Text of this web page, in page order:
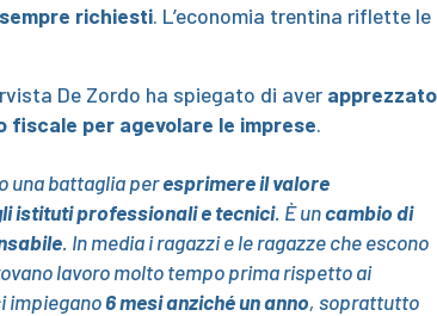
richiesti. L’economia trentina riflette
De Zordo ha spiegato di aver
fiscale per agevolare le imprese.
una battaglia peresprimere il valore
istituti professionali e tecnici. È uncambio di
. In media i ragazzi e le ragazze che escono
lavoro molto tempo prima rispetto ai
impiegano6 mesi anziché un anno, soprattutto